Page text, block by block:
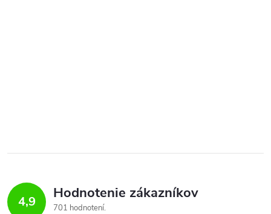
4,9 Hodnotenie zákazníkov
701 hodnotení